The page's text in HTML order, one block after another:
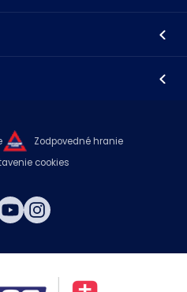
Zodpovedné hranie
cookies